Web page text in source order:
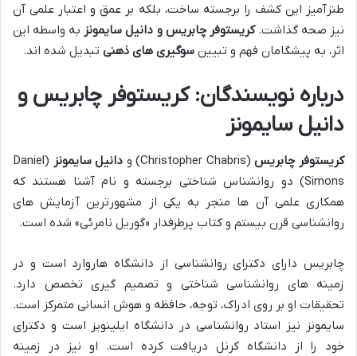
طنزآمیز این کشف را برجسته ساخت، بلکه بر عمق و اعتبار علمی آن
نیز صحه گذاشت.کریستوفر چابریس و دانیل سایمونز به واسطه این
اثر، به پیشگامان فهم و تبیین سوگیری های ذهنی تبدیل شده اند.
درباره نویسندگان: کریستوفر چابریس و
دانیل سایمونز
کریستوفر چابریس(Christopher Chabris) و دانیل سایمونز
(Daniel
Simons) دو روانشناس شناختی برجسته و نام آشنا هستند که
همکاری علمی آن ها منجر به یکی از مشهورترین آزمایش های
روانشناسی قرن بیستم و کتاب پرطرفدار «گوریل نامرئی» شده است.
چابریس دارای دکترای روانشناسی از دانشگاه هاروارد است و در
زمینه های روانشناسی شناختی و تصمیم گیری تخصص دارد.
تحقیقات او بر روی ادراک، توجه، حافظه و هوش انسانی متمرکز است.
سایمونز نیز استاد روانشناسی در دانشگاه ایلینویز است و دکترای
خود را از دانشگاه کرنل دریافت کرده است. او نیز در زمینه